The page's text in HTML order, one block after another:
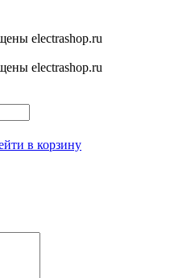
electrashop.ru
electrashop.ru
в корзину